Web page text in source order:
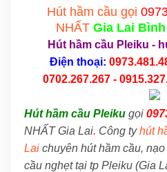
Hút hầm cầu gọi
NHẤTGia Lai
Hút hầm cầu Pleiku -
Điện thoại:
0702.267.267 -
Hút hầm cầu Pleiku gọi
NHẤT Gia Lai. Công tyhút
Lai chuyên hút hầm cầu,
cầu nghẹt tại tp Pleiku (Gia